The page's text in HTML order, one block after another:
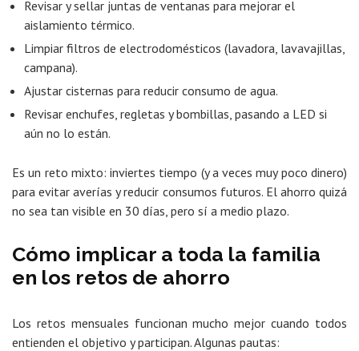
Revisar y sellar juntas de ventanas para mejorar el
aislamiento térmico.
Limpiar filtros de electrodomésticos (lavadora, lavavajillas,
campana).
Ajustar cisternas para reducir consumo de agua.
Revisar enchufes, regletas y bombillas, pasando a LED si
aún no lo están.
Es un reto mixto: inviertes tiempo (y a veces muy poco dinero)
para evitar averías y reducir consumos futuros. El ahorro quizá
no sea tan visible en 30 días, pero sí a medio plazo.
Cómo implicar a toda la familia
en los retos de ahorro
Los retos mensuales funcionan mucho mejor cuando todos
entienden el objetivo y participan. Algunas pautas: